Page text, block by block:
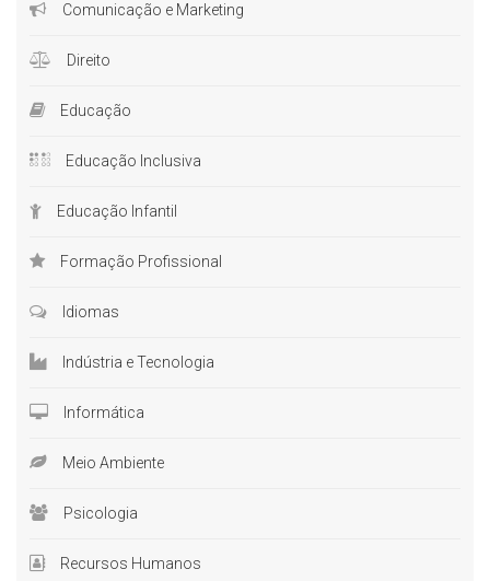
Comunicação e Marketing
Direito
Educação
Educação Inclusiva
Educação Infantil
Formação Profissional
Idiomas
Indústria e Tecnologia
Informática
Meio Ambiente
Psicologia
Recursos Humanos